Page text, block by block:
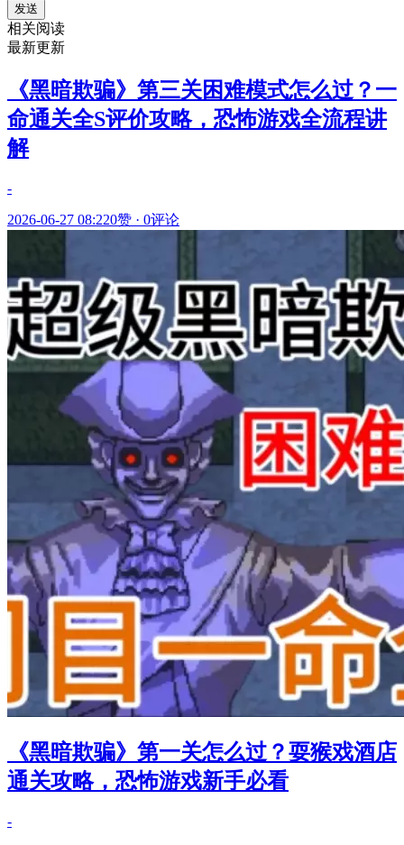
发送
相关阅读
最新更新
《黑暗欺骗》第三关困难模式怎么过？一
命通关全S评价攻略，恐怖游戏全流程讲
解
-
2026-06-27 08:220赞 · 0评论
《黑暗欺骗》第一关怎么过？耍猴戏酒店
通关攻略，恐怖游戏新手必看
-